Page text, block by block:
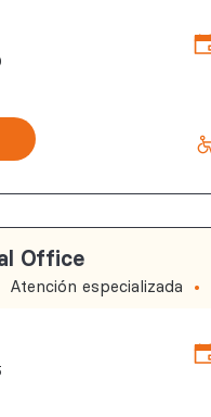
Office
Atención especializada